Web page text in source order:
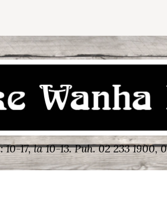
17, la 10-13.Puh. 02 233 1900,